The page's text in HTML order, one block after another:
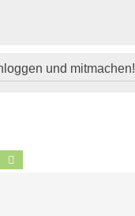
und mitmachen!
Suche